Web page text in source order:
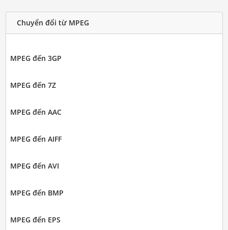
Chuyển đổi từ MPEG
MPEG đến 3GP
MPEG đến 7Z
MPEG đến AAC
MPEG đến AIFF
MPEG đến AVI
MPEG đến BMP
MPEG đến EPS